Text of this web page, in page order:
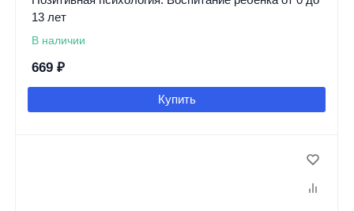
13 лет
В наличии
669 ₽
Купить